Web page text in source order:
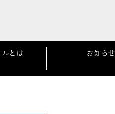
ルとは お知らせ